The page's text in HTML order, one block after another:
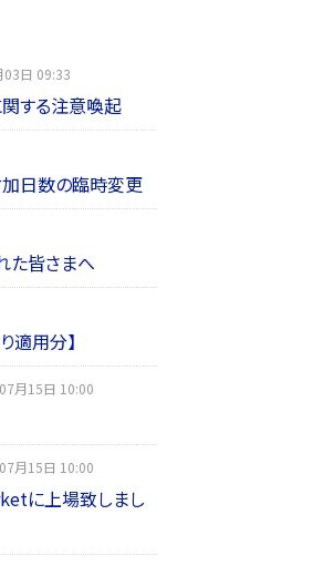
日 09:33
する注意喚起
加日数の臨時変更
た皆さまへ
適用分】
月15日 10:00
月15日 10:00
に上場致しまし